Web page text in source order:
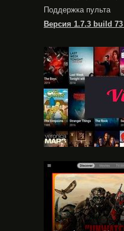
Поддержка пульта
Версия 1.7.3 build